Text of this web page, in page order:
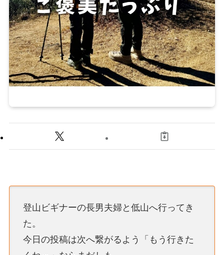
登山ビギナーの長男夫婦と低山へ行ってき
た。
今日の投稿は次へ繋がるよう「もう行きた